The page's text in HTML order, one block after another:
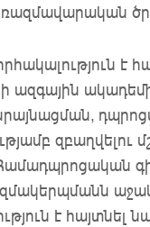
է
ազգային
զբաղվելու
է հայտնել